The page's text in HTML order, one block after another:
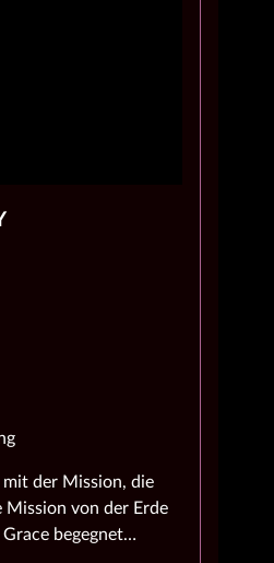
mit der Mission, die
Mission von der Erde
begegnet…